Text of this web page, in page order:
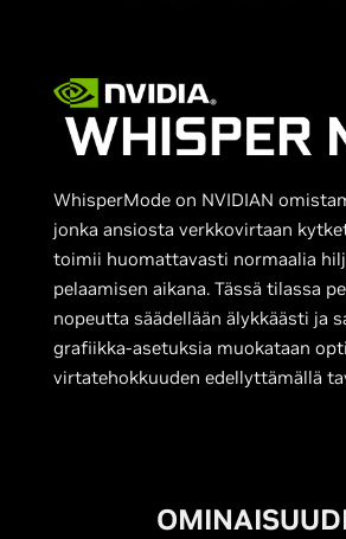
WhisperMode on NVIDIAN
jonka ansiosta verkkovirtaan
toimii huomattavasti normaalia
pelaamisen aikana. Tässä tilassa
nopeutta säädellään älykkäästi ja
grafiikka-asetuksia muokataan
virtatehokkuuden edellyttämällä